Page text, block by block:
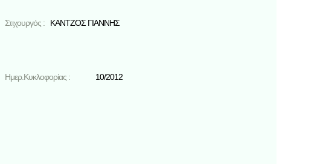
Στιχουργός :
ΚΑΝΤΖΟΣ ΓΙΑΝΝΗΣ
Ημερ.Κυκλοφορίας :
10/2012